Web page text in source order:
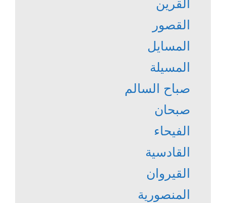
القرين
القصور
المسايل
المسيلة
صباح السالم
صبحان
الفيحاء
القادسية
القيروان
المنصورية